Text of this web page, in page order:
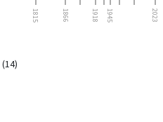
1815 1866 1918 1945 2023
(14)